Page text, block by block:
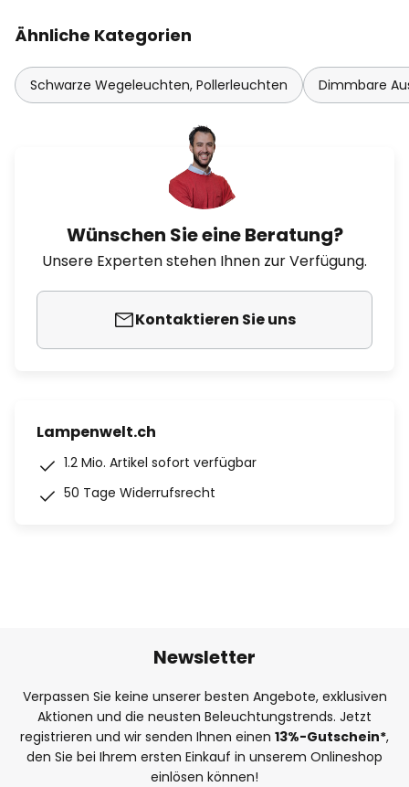
Ähnliche Kategorien
Schwarze Wegeleuchten, Pollerleuchten Dimmbare
Wünschen Sie eine Beratung?
Unsere Experten stehen Ihnen zur Verfügung.
Kontaktieren Sie uns
Lampenwelt.ch
1.2 Mio. Artikel sofort verfügbar
50 Tage Widerrufsrecht
Newsletter
Verpassen Sie keine unserer besten Angebote, exklusiven
Aktionen und die neusten Beleuchtungstrends. Jetzt
registrieren und wir senden Ihnen einen 13%-Gutschein*,
den Sie bei Ihrem ersten Einkauf in unserem Onlineshop
einlösen können!